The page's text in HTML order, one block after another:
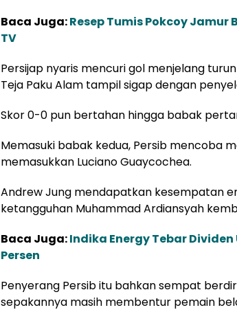
Baca Juga:Resep Tumis Pokcoy
TV
Persijap nyaris mencuri gol menjelang
Teja Paku Alam tampil sigap dengan
Skor 0-0 pun bertahan hingga babak
Memasuki babak kedua, Persib mencoba
memasukkan Luciano Guaycochea.
Andrew Jung mendapatkan kesempatan
ketangguhan Muhammad Ardiansyah
Baca Juga:Indika Energy Tebar Dividen
Persen
Penyerang Persib itu bahkan sempat
sepakannya masih membentur pemain